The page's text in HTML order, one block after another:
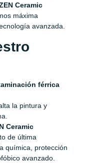
Ceramic
máxima
avanzada.
férrica
la pintura y
Ceramic
de última
química, protección
avanzado.